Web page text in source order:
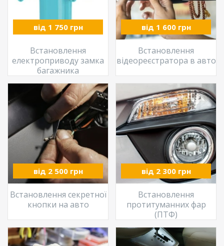
від 1 750 грн
Встановлення
електроприводу замка
багажника
від 1 600 грн
Встановлення
відеореєстратора в авто
від 2 500 грн
Встановлення секретної
кнопки на авто
від 2 300 грн
Встановлення
протитуманних фар
(ПТФ)